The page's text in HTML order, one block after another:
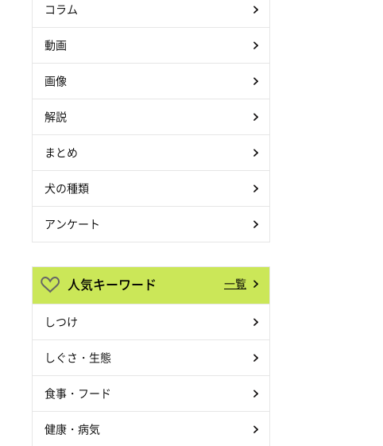
コラム
動画
画像
解説
まとめ
犬の種類
アンケート
人気キーワード 一覧
しつけ
しぐさ・生態
食事・フード
健康・病気